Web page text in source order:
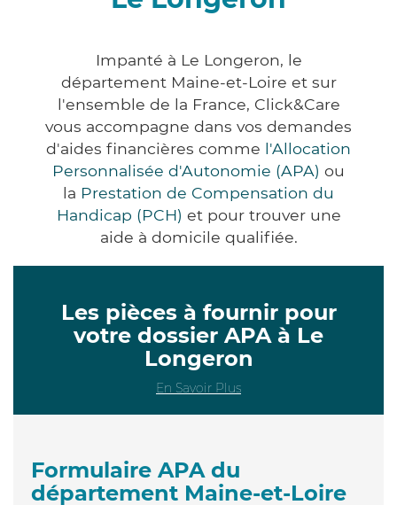
Impanté à Le Longeron, le
département Maine-et-Loire et sur
l'ensemble de la France, Click&Care
vous accompagne dans vos demandes
d'aides financières comme l'Allocation
Personnalisée d'Autonomie (APA) ou
la Prestation de Compensation du
Handicap (PCH) et pour trouver une
aide à domicile qualifiée.
Les pièces à fournir pour
votre dossier APA à Le
Longeron
En Savoir Plus
Formulaire APA du
département Maine-et-Loire